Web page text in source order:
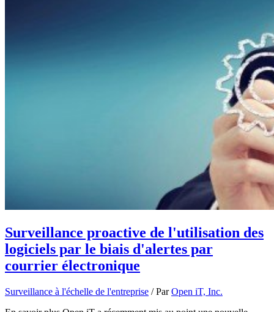
Surveillance proactive de l'utilisation des
logiciels par le biais d'alertes par
courrier électronique
Surveillance à l'échelle de l'entreprise / ParOpen iT, Inc.